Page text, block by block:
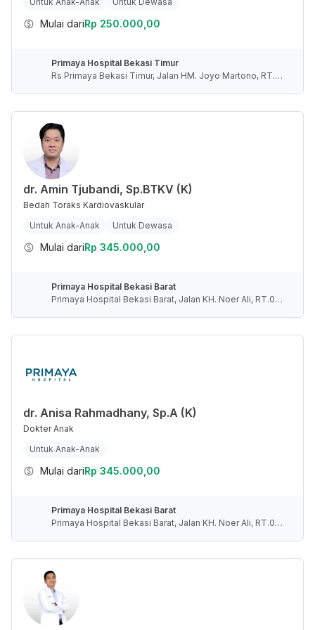
Mulai dariRp 250.000,00
Primaya Hospital Bekasi Timur
Rs Primaya Bekasi Timur, Jalan HM. Joyo Martono, RT.0
dr. Amin Tjubandi, Sp.BTKV (K)
Bedah Toraks Kardiovaskular
Untuk Anak-Anak
Untuk Dewasa
Mulai dariRp 345.000,00
Primaya Hospital Bekasi Barat
Primaya Hospital Bekasi Barat, Jalan KH. Noer Ali, RT.00
dr. Anisa Rahmadhany, Sp.A (K)
Dokter Anak
Untuk Anak-Anak
Mulai dariRp 345.000,00
Primaya Hospital Bekasi Barat
Primaya Hospital Bekasi Barat, Jalan KH. Noer Ali, RT.00